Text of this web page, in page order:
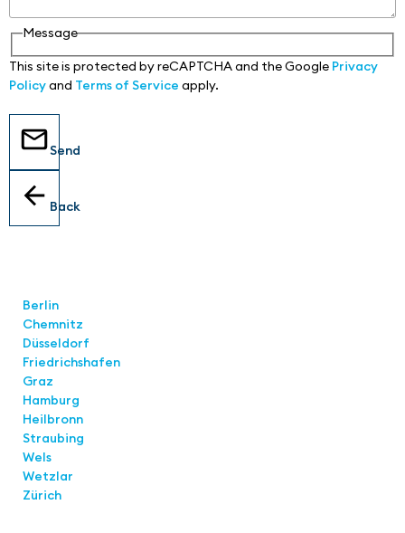
Message
This site is protected by reCAPTCHA and the Google Privacy
Policyand Terms of Service apply.
Send
Back
Berlin
Chemnitz
Düsseldorf
Friedrichshafen
Graz
Hamburg
Heilbronn
Straubing
Wels
Wetzlar
Zürich